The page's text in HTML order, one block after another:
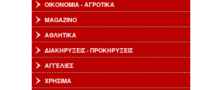
ΟΙΚΟΝΟΜΙΑ - ΑΓΡΟΤΙΚΑ
MAGAZINO
ΑΘΛΗΤΙΚΑ
ΔΙΑΚΗΡΥΞΕΙΣ - ΠΡΟΚΗΡΥΞΕΙΣ
ΑΓΓΕΛΙΕΣ
ΧΡΗΣΙΜΑ